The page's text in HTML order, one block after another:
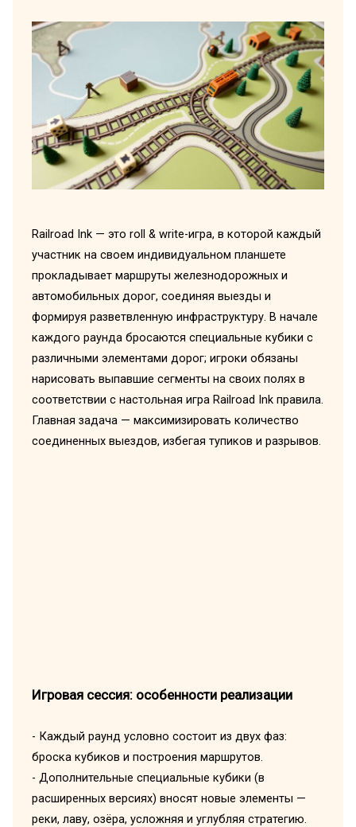
Railroad Ink — это roll & write-игра, в которой каждый
участник на своем индивидуальном планшете
прокладывает маршруты железнодорожных и
автомобильных дорог, соединяя выезды и
формируя разветвленную инфраструктуру. В начале
каждого раунда бросаются специальные кубики с
различными элементами дорог; игроки обязаны
нарисовать выпавшие сегменты на своих полях в
соответствии с настольная игра Railroad Ink правила.
Главная задача — максимизировать количество
соединенных выездов, избегая тупиков и разрывов.
Игровая сессия: особенности реализации
- Каждый раунд условно состоит из двух фаз:
броска кубиков и построения маршрутов.
- Дополнительные специальные кубики (в
расширенных версиях) вносят новые элементы —
реки, лаву, озёра, усложняя и углубляя стратегию.